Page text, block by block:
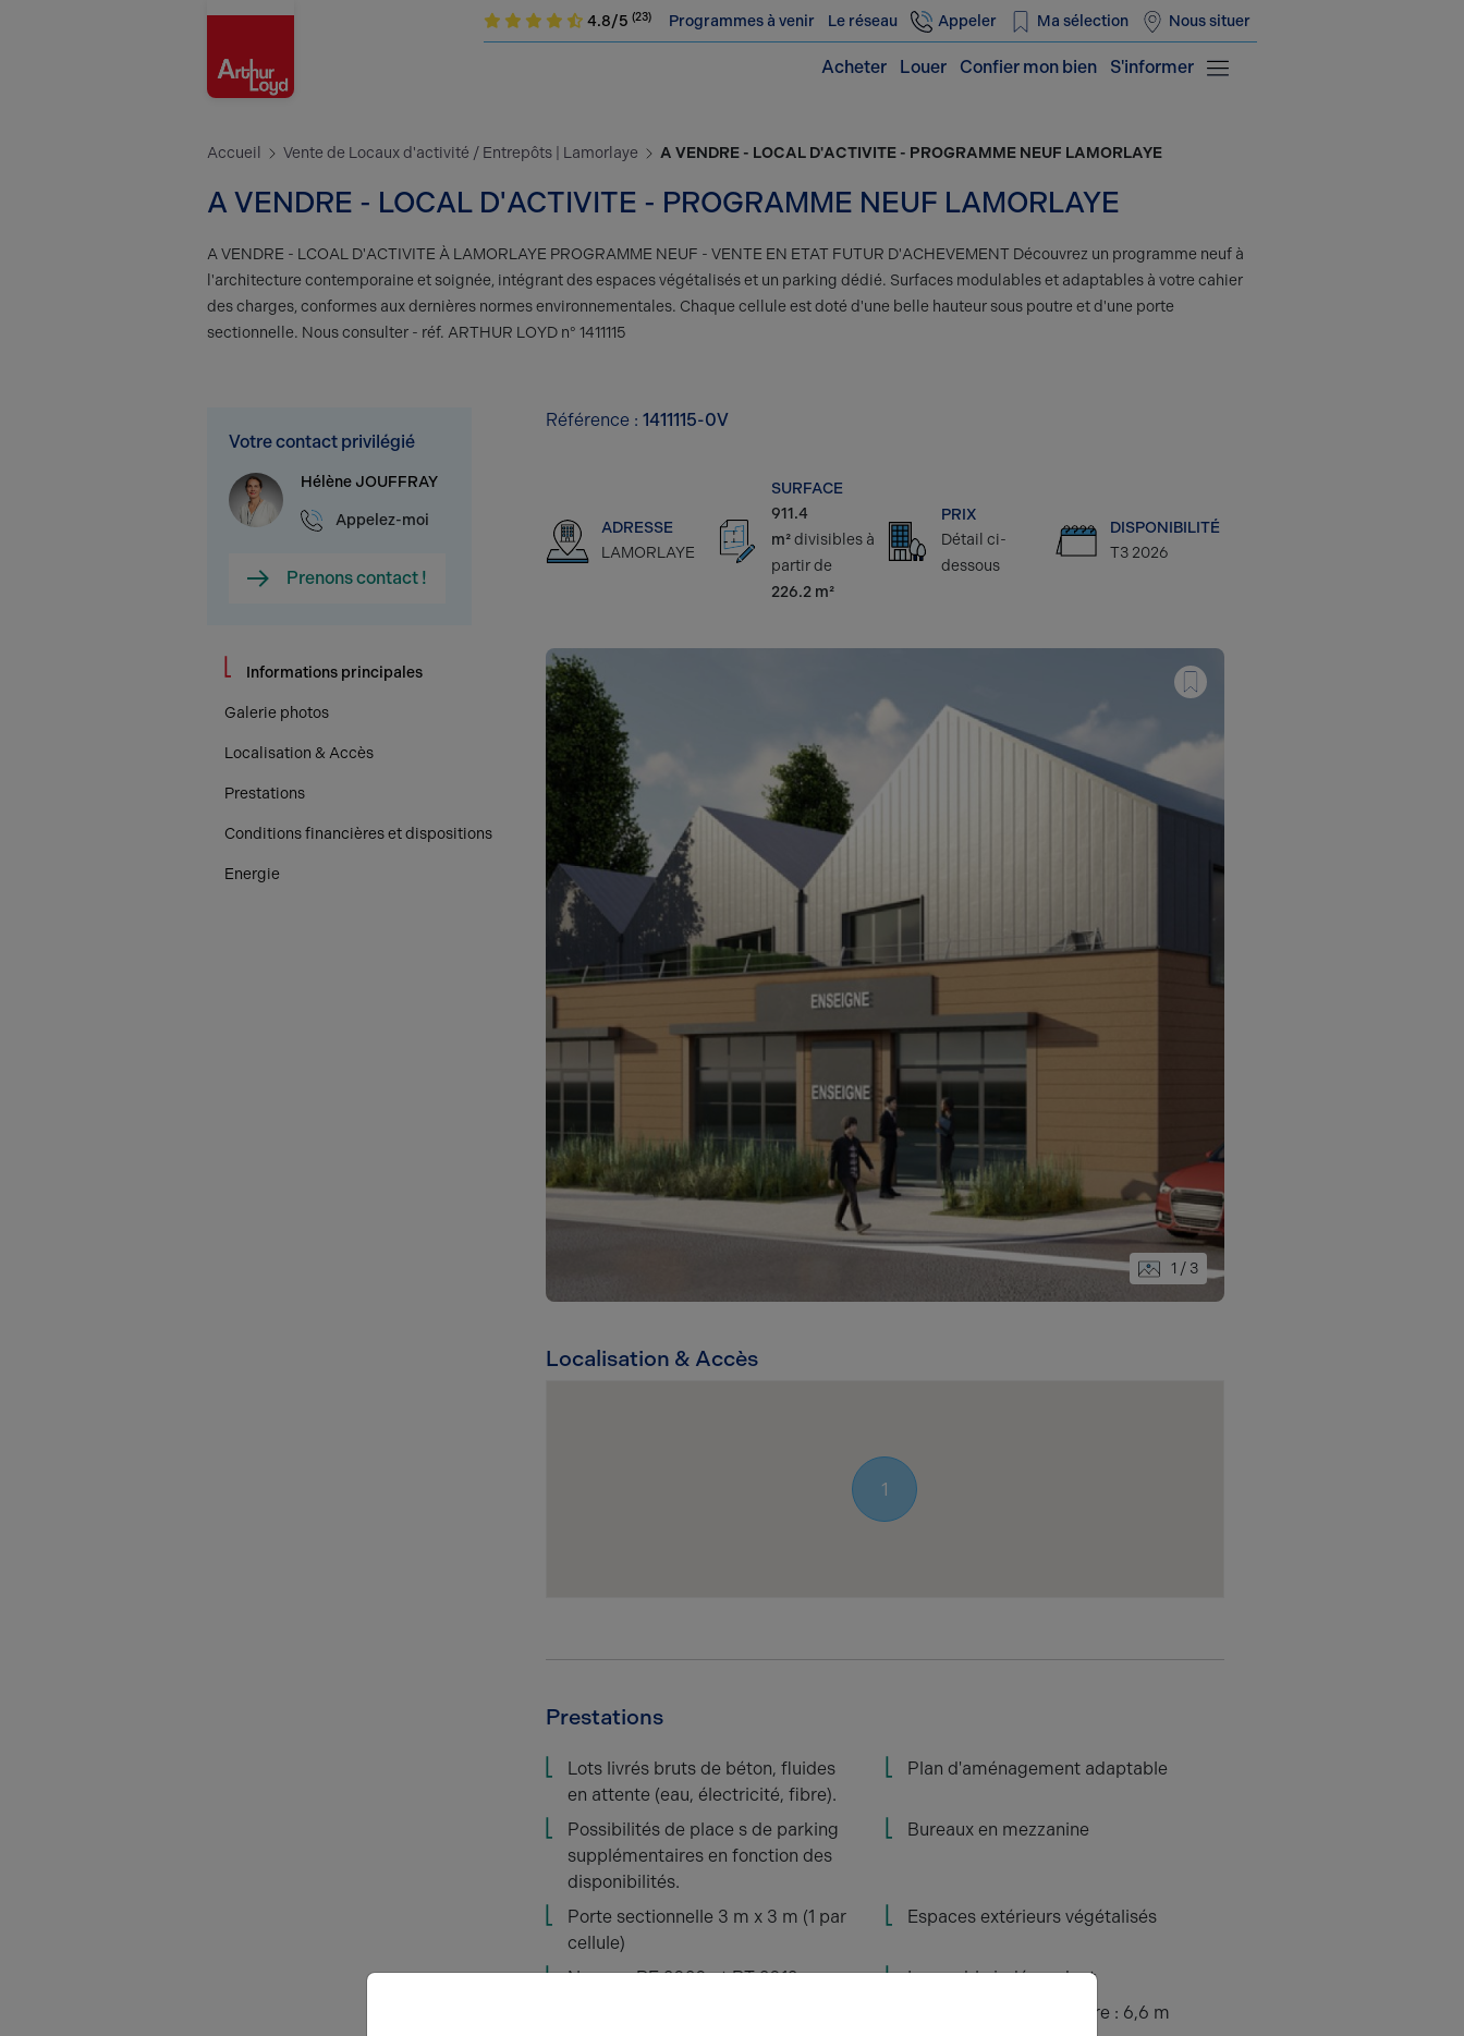
4.8/5 (23) Programmes à venir Le réseau Appeler Ma sélection Nous situer
Acheter Louer S'informer
Confier mon bien
Accueil Vente de Locaux d'activité / Entrepôts | Lamorlaye A VENDRE - LOCAL D'ACTIVITE - PROGRAMME NEUF LAMORLAYE
A VENDRE - LOCAL D'ACTIVITE - PROGRAMME NEUF LAMORLAYE
A VENDRE - LCOAL D'ACTIVITE À LAMORLAYE PROGRAMME NEUF - VENTE EN ETAT FUTUR D'ACHEVEMENT Découvrez un programme neuf à
l'architecture contemporaine et soignée, intégrant des espaces végétalisés et un parking dédié. Surfaces modulables et adaptables à votre cahier
des charges, conformes aux dernières normes environnementales. Chaque cellule est doté d'une belle hauteur sous poutre et d'une porte
sectionnelle. Nous consulter - réf. ARTHUR LOYD n° 1411115
Votre contact privilégié
Hélène JOUFFRAY
Appelez-moi
Prenons contact !
Informations principales
Galerie photos
Localisation & Accès
Prestations
Conditions financières et dispositions
Energie
Référence : 1411115-0V
ADRESSE
LAMORLAYE
SURFACE
911.4
m²divisibles à
partir de
226.2 m²
PRIX
Détail ci-
dessous
DISPONIBILITÉ
T3 2026
2 / 3
Localisation & Accès
1
Prestations
Lots livrés bruts de béton, fluides
en attente (eau, électricité, fibre).
Plan d'aménagement adaptable
Possibilités de place s de parking
supplémentaires en fonction des
disponibilités.
Bureaux en mezzanine
Porte sectionnelle 3 m x 3 m (1 par
cellule)
Espaces extérieurs végétalisés
Normes RE 2020 et RT 2012
Immeuble indépendant
Haut. libre min. ss poutre : 6,6 m